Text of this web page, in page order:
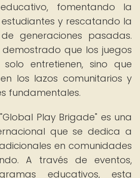
fomentando la
y rescatando la
generaciones pasadas.
que los juegos
entretienen, sino que
los lazos comunitarios y
fundamentales.
Play Brigade" es una
que se dedica a
en comunidades
A través de eventos,
educativos, esta